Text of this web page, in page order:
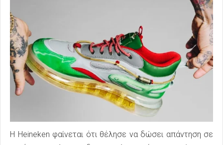
Η Heineken φαίνεται ότι θέλησε να δώσει απάντηση σε